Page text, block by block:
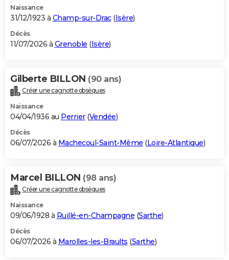
Dictionnaire
Biographies
Citations
Expressions
Proverbes
PROGRAMME TV
S'inscrire
Se connecter
Lycées
Collèges
Primaires
Universités
Entreprises
Service militaire
Avis de recherche
AVIS DE DÉCÈS
Bricolage
Lifestyle
Culture
Sport
Auto
Television
Voyage
Cinema
Naissance
31/12/1923 à Champ-sur-Drac(Isère)
Décès
11/07/2026 à Grenoble (Isère)
Gilberte BILLON (90 ans)
Créer une cagnotte obsèques
Naissance
04/04/1936 au Perrier(Vendée)
Décès
06/07/2026 à Machecoul-Saint-Même (Loire-Atlantique)
Marcel BILLON (98 ans)
Créer une cagnotte obsèques
Naissance
09/06/1928 à Ruillé-en-Champagne (Sarthe)
Décès
06/07/2026 à Marolles-les-Braults (Sarthe)